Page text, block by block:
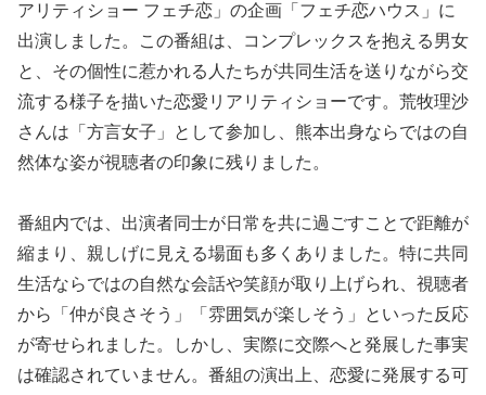
アリティショー フェチ恋」の企画「フェチ恋ハウス」に
出演しました。この番組は、コンプレックスを抱える男女
と、その個性に惹かれる人たちが共同生活を送りながら交
流する様子を描いた恋愛リアリティショーです。荒牧理沙
さんは「方言女子」として参加し、熊本出身ならではの自
然体な姿が視聴者の印象に残りました。
番組内では、出演者同士が日常を共に過ごすことで距離が
縮まり、親しげに見える場面も多くありました。特に共同
生活ならではの自然な会話や笑顔が取り上げられ、視聴者
から「仲が良さそう」「雰囲気が楽しそう」といった反応
が寄せられました。しかし、実際に交際へと発展した事実
は確認されていません。番組の演出上、恋愛に発展する可